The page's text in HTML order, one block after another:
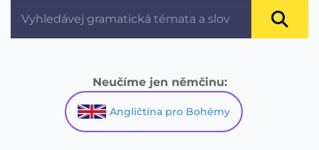
Neučíme jen němčinu:
Angličtina pro Bohémy